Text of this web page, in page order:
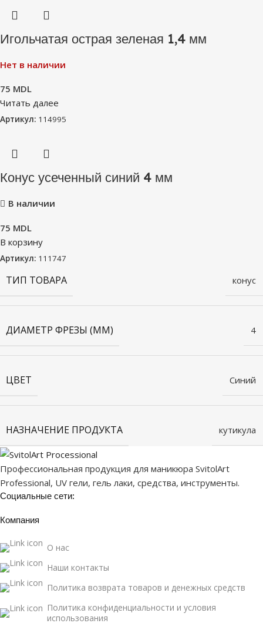
Игольчатая острая зеленая 1,4 мм
Нет в наличии
75 MDL
Читать далее
Артикул: 114995
Конус усеченный синий 4 мм
В наличии
75 MDL
В корзину
Артикул: 111747
ТИП ТОВАРА конус
ДИАМЕТР ФРЕЗЫ (ММ) 4
ЦВЕТ Синий
НАЗНАЧЕНИЕ ПРОДУКТА кутикула
Профессиональная продукция для маникюра SvitolArt
Professional, UV гели, гель лаки, средства, инструменты.
Социальные сети:
Компания
О нас
Наши контакты
Политика возврата товаров и денежных средств
Политика конфиденциальности и условия
использования